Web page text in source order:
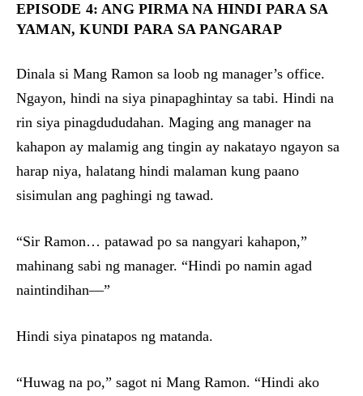
EPISODE 4: ANG PIRMA NA HINDI PARA SA
YAMAN, KUNDI PARA SA PANGARAP
Dinala si Mang Ramon sa loob ng manager’s office.
Ngayon, hindi na siya pinapaghintay sa tabi. Hindi na
rin siya pinagdududahan. Maging ang manager na
kahapon ay malamig ang tingin ay nakatayo ngayon sa
harap niya, halatang hindi malaman kung paano
sisimulan ang paghingi ng tawad.
“Sir Ramon… patawad po sa nangyari kahapon,”
mahinang sabi ng manager. “Hindi po namin agad
naintindihan—”
Hindi siya pinatapos ng matanda.
“Huwag na po,” sagot ni Mang Ramon. “Hindi ako